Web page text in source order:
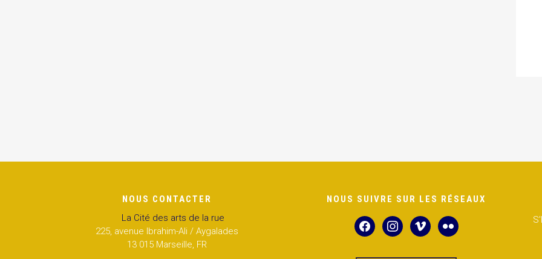
NOUS CONTACTER
La Cité des arts de la rue
225, avenue Ibrahim-Ali / Aygalades
13 015 Marseille, FR
NOUS SUIVRE SUR LES RÉSEAUX
facebookinstagram
vimeo flickr